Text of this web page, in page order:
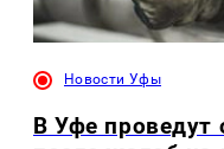
Новости Уфы
В Уфе проведут